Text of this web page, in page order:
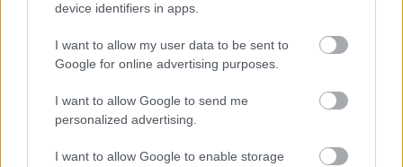
device identifiers in apps.
I want to allow my user data to be sent to
Google for online advertising purposes.
I want to allow Google to send me
personalized advertising.
I want to allow Google to enable storage